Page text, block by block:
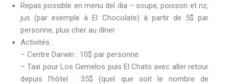
Repas possible en menu del dia – soupe, poisson et riz,
jus (par exemple à El Chocolate) à partir de 5$ par
personne, plus cher au dîner
Activités :
– Centre Darwin : 10$ par personne
– Taxi pour Los Gemelos puis El Chato avec aller retour
depuis l’hôtel : 35$ (quel que soit le nombre de